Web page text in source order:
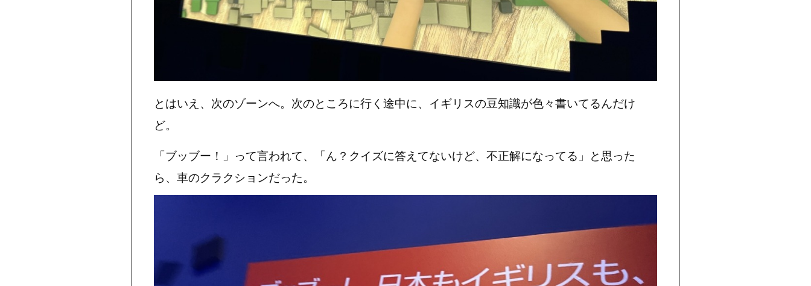
とはいえ、次のゾーンへ。次のところに行く途中に、イギリスの豆知識が色々書いてるんだけ
ど。
「ブッブー！」って言われて、「ん？クイズに答えてないけど、不正解になってる」と思った
ら、車のクラクションだった。